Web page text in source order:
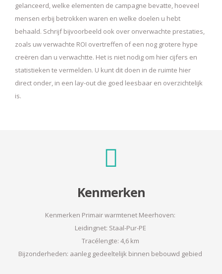
gelanceerd, welke elementen de campagne bevatte, hoeveel
mensen erbij betrokken waren en welke doelen u hebt
behaald. Schrijf bijvoorbeeld ook over onverwachte prestaties,
zoals uw verwachte ROI overtreffen of een nog grotere hype
creëren dan u verwachtte. Het is niet nodig om hier cijfers en
statistieken te vermelden. U kunt dit doen in de ruimte hier
direct onder, in een lay-out die goed leesbaar en overzichtelijk
is.
Kenmerken
Kenmerken Primair warmtenet Meerhoven:
Leidingnet: Staal-Pur-PE
Tracélengte: 4,6 km
Bijzonderheden: aanleg gedeeltelijk binnen bebouwd gebied